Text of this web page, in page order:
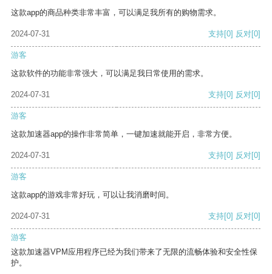
这款app的商品种类非常丰富，可以满足我所有的购物需求。
2024-07-31 支持[0] 反对[0]
游客
这款软件的功能非常强大，可以满足我日常使用的需求。
2024-07-31 支持[0] 反对[0]
游客
这款加速器app的操作非常简单，一键加速就能开启，非常方便。
2024-07-31 支持[0] 反对[0]
游客
这款app的游戏非常好玩，可以让我消磨时间。
2024-07-31 支持[0] 反对[0]
游客
这款加速器VPM应用程序已经为我们带来了无限的流畅体验和安全性保
护。